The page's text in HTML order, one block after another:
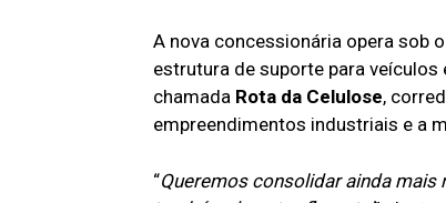
A nova concessionária opera sob
estrutura de suporte para
chamada Rota da Celulose,
empreendimentos industriais e a
“Queremos consolidar ainda